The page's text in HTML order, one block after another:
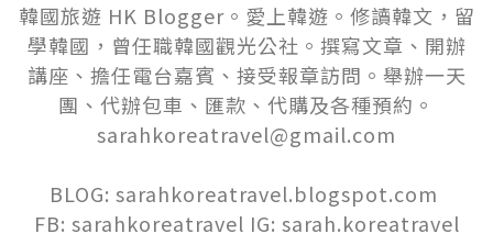
韓國旅遊 HK Blogger。愛上韓遊。修讀韓文，留
學韓國，曾任職韓國觀光公社。撰寫文章、開辦
講座、擔任電台嘉賓、接受報章訪問。舉辦一天
團、代辦包車、匯款、代購及各種預約。
sarahkoreatravel@gmail.com
BLOG: sarahkoreatravel.blogspot.com
FB: sarahkoreatravel IG: sarah.koreatravel